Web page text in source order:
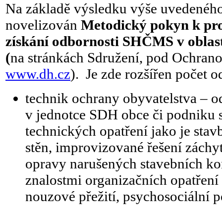
Na základě výsledku výše
novelizován Metodický pokyn k
získání odbornosti SHČMS v
(na stránkách Sdružení, pod
www.dh.cz). Je zde rozšířen počet
technik ochrany obyvatelstva –
v jednotce SDH obce či podniku
technických opatření jako je
stěn, improvizované řešení
opravy narušených stavebních
znalostmi organizačních
nouzové přežití, psychosociální